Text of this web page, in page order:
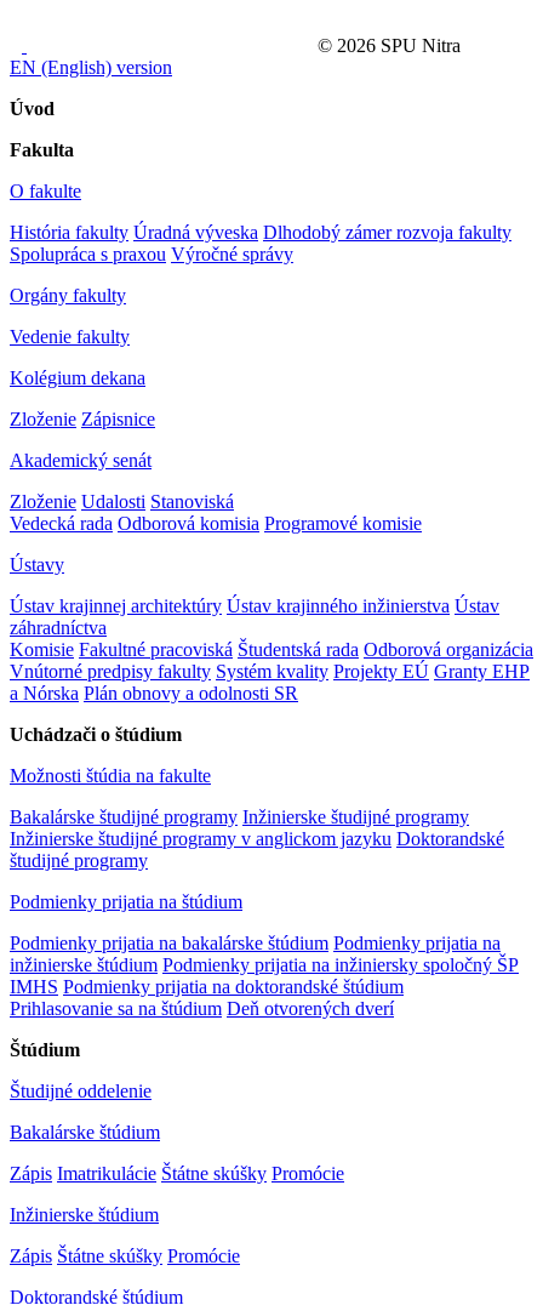
© 2026 SPU Nitra
EN (English) version
Úvod
Fakulta
O fakulte
História fakulty Úradná výveska Dlhodobý zámer rozvoja fakulty
Spolupráca s praxou Výročné správy
Orgány fakulty
Vedenie fakulty
Kolégium dekana
Zloženie Zápisnice
Akademický senát
Zloženie Udalosti Stanoviská
Vedecká rada Odborová komisia Programové komisie
Ústavy
Ústav krajinnej architektúry Ústav krajinného inžinierstva Ústav
záhradníctva
Komisie Fakultné pracoviská Študentská rada Odborová organizácia
Vnútorné predpisy fakulty Systém kvality Projekty EÚ Granty EHP
a Nórska Plán obnovy a odolnosti SR
Uchádzači o štúdium
Možnosti štúdia na fakulte
Bakalárske študijné programy Inžinierske študijné programy
Inžinierske študijné programy v anglickom jazyku Doktorandské
študijné programy
Podmienky prijatia na štúdium
Podmienky prijatia na bakalárske štúdium Podmienky prijatia na
inžinierske štúdium Podmienky prijatia na inžiniersky spoločný ŠP
IMHS Podmienky prijatia na doktorandské štúdium
Prihlasovanie sa na štúdium Deň otvorených dverí
Štúdium
Študijné oddelenie
Bakalárske štúdium
Zápis Imatrikulácie Štátne skúšky Promócie
Inžinierske štúdium
Zápis Štátne skúšky Promócie
Doktorandské štúdium